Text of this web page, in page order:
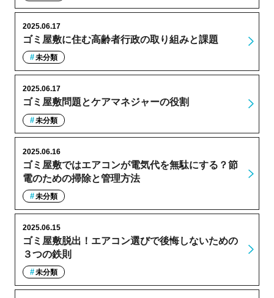
ゴミ屋敷に住む高齢者行政の取り組みと課題
2025.06.17
未分類
ゴミ屋敷問題とケアマネジャーの役割
2025.06.17
未分類
ゴミ屋敷ではエアコンが電気代を無駄にする？節
電のための掃除と管理方法
2025.06.16
未分類
ゴミ屋敷脱出！エアコン選びで後悔しないための
３つの鉄則
2025.06.15
未分類